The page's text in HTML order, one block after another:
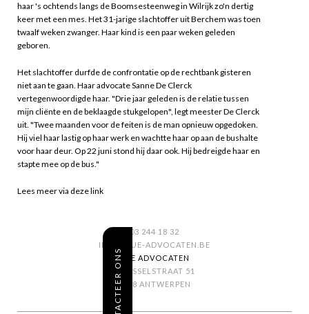
haar 's ochtends langs de Boomsesteenweg in Wilrijk zo'n dertig
keer met een mes. Het 31-jarige slachtoffer uit Berchem was toen
twaalf weken zwanger. Haar kind is een paar weken geleden
geboren.
Het slachtoffer durfde de confrontatie op de rechtbank gisteren
niet aan te gaan. Haar advocate Sanne De Clerck
vertegenwoordigde haar. "Drie jaar geleden is de relatie tussen
mijn cliënte en de beklaagde stukgelopen", legt meester De Clerck
uit. "Twee maanden voor de feiten is de man opnieuw opgedoken.
Hij viel haar lastig op haar werk en wachtte haar op aan de bushalte
voor haar deur. Op 22 juni stond hij daar ook. Hij bedreigde haar en
stapte mee op de bus."
Lees meer via deze link
CONTACTEER ONS
03 244 18 32
INFO@SUE-ADVOCATEN.BE
SUE ADVOCATEN
BRUSSELSTRAAT 51
2018 ANTWERPEN